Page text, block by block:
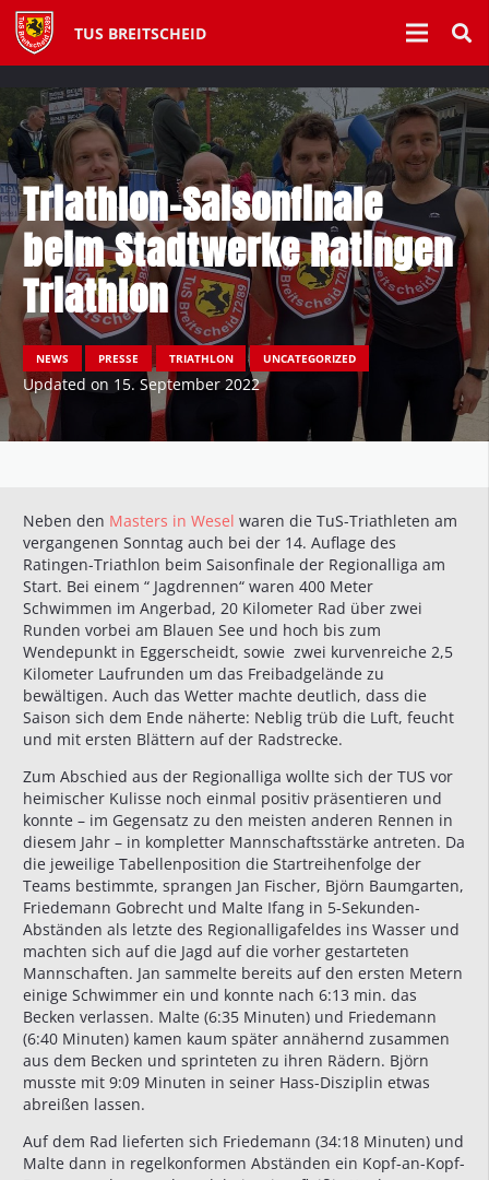
TUS BREITSCHEID
Triathlon-Saisonfinale
beim Stadtwerke Ratingen
Triathlon
NEWS PRESSE TRIATHLON UNCATEGORIZED
Updated on 15. September 2022
Neben den Masters in Wesel waren die TuS-Triathleten am
vergangenen Sonntag auch bei der 14. Auflage des
Ratingen-Triathlon beim Saisonfinale der Regionalliga am
Start. Bei einem “ Jagdrennen“ waren 400 Meter
Schwimmen im Angerbad, 20 Kilometer Rad über zwei
Runden vorbei am Blauen See und hoch bis zum
Wendepunkt in Eggerscheidt, sowie zwei kurvenreiche 2,5
Kilometer Laufrunden um das Freibadgelände zu
bewältigen. Auch das Wetter machte deutlich, dass die
Saison sich dem Ende näherte: Neblig trüb die Luft, feucht
und mit ersten Blättern auf der Radstrecke.
Zum Abschied aus der Regionalliga wollte sich der TUS vor
heimischer Kulisse noch einmal positiv präsentieren und
konnte – im Gegensatz zu den meisten anderen Rennen in
diesem Jahr – in kompletter Mannschaftsstärke antreten. Da
die jeweilige Tabellenposition die Startreihenfolge der
Teams bestimmte, sprangen Jan Fischer, Björn Baumgarten,
Friedemann Gobrecht und Malte Ifang in 5-Sekunden-
Abständen als letzte des Regionalligafeldes ins Wasser und
machten sich auf die Jagd auf die vorher gestarteten
Mannschaften. Jan sammelte bereits auf den ersten Metern
einige Schwimmer ein und konnte nach 6:13 min. das
Becken verlassen. Malte (6:35 Minuten) und Friedemann
(6:40 Minuten) kamen kaum später annähernd zusammen
aus dem Becken und sprinteten zu ihren Rädern. Björn
musste mit 9:09 Minuten in seiner Hass-Disziplin etwas
abreißen lassen.
Auf dem Rad lieferten sich Friedemann (34:18 Minuten) und
Malte dann in regelkonformen Abständen ein Kopf-an-Kopf-